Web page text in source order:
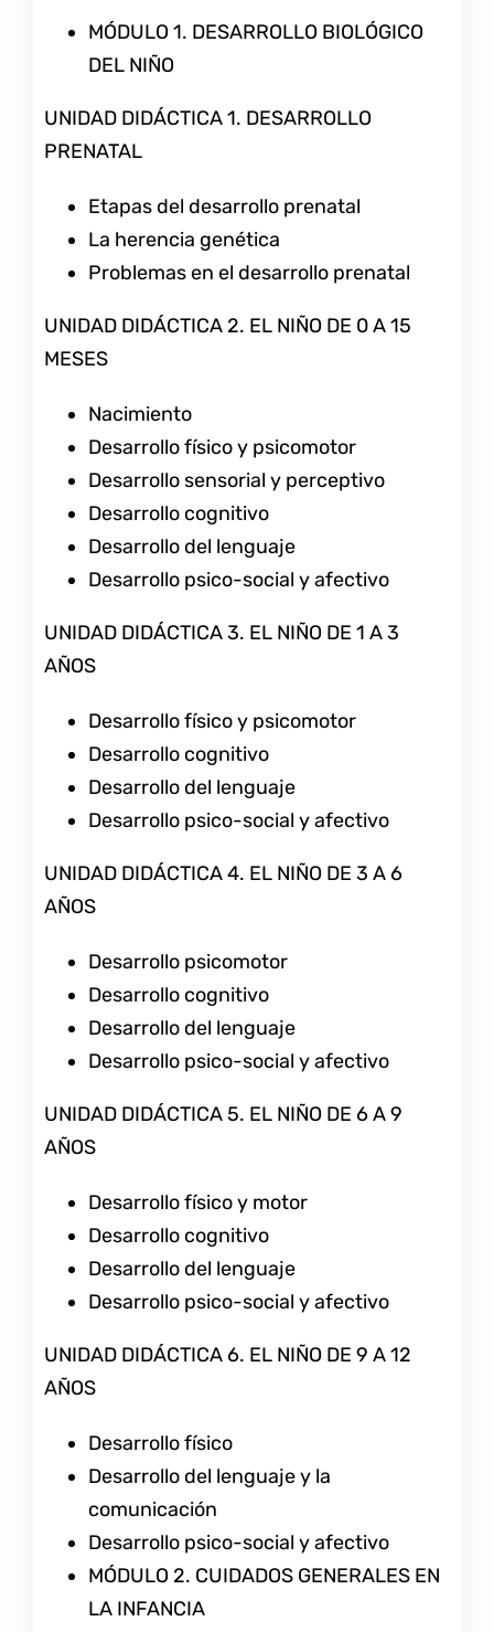
MÓDULO 1. DESARROLLO BIOLÓGICO
DEL NIÑO
UNIDAD DIDÁCTICA 1. DESARROLLO
PRENATAL
Etapas del desarrollo prenatal
La herencia genética
Problemas en el desarrollo prenatal
UNIDAD DIDÁCTICA 2. EL NIÑO DE 0 A 15
MESES
Nacimiento
Desarrollo físico y psicomotor
Desarrollo sensorial y perceptivo
Desarrollo cognitivo
Desarrollo del lenguaje
Desarrollo psico-social y afectivo
UNIDAD DIDÁCTICA 3. EL NIÑO DE 1 A 3
AÑOS
Desarrollo físico y psicomotor
Desarrollo cognitivo
Desarrollo del lenguaje
Desarrollo psico-social y afectivo
UNIDAD DIDÁCTICA 4. EL NIÑO DE 3 A 6
AÑOS
Desarrollo psicomotor
Desarrollo cognitivo
Desarrollo del lenguaje
Desarrollo psico-social y afectivo
UNIDAD DIDÁCTICA 5. EL NIÑO DE 6 A 9
AÑOS
Desarrollo físico y motor
Desarrollo cognitivo
Desarrollo del lenguaje
Desarrollo psico-social y afectivo
UNIDAD DIDÁCTICA 6. EL NIÑO DE 9 A 12
AÑOS
Desarrollo físico
Desarrollo del lenguaje y la
comunicación
Desarrollo psico-social y afectivo
MÓDULO 2. CUIDADOS GENERALES EN
LA INFANCIA